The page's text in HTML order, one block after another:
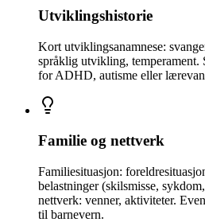
Utviklingshistorie
Kort utviklingsanamnese:
språklig utvikling,
for ADHD, autisme eller
Familie og nettverk
Familiesituasjon:
belastninger (skilsmisse,
nettverk: venner, aktiviteter.
til barnevern.